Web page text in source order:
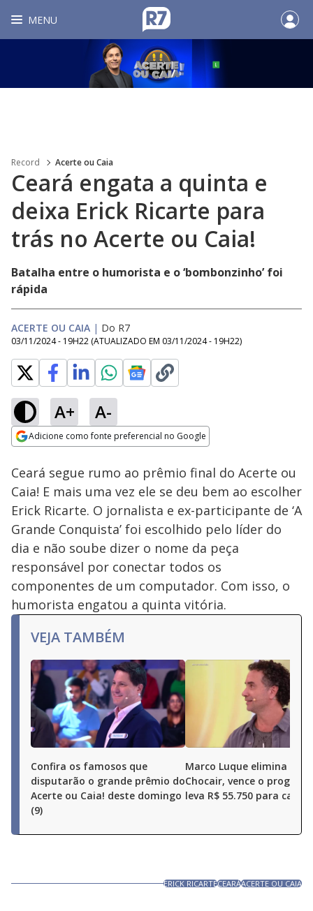
MENU
Record Acerte ou Caia
Ceará engata a quinta e
deixa Erick Ricarte para
trás no Acerte ou Caia!
Batalha entre o humorista e o ‘bombonzinho’ foi
rápida
ACERTE OU CAIA | Do R7
03/11/2024 - 19H22 (ATUALIZADO EM 03/11/2024 - 19H22)
A+ A-
Adicione como fonte preferencial no Google
Ativar
Loaded
32.15%
Ceará segue rumo ao prêmio final do Acerte ou
Caia! E mais uma vez ele se deu bem ao escolher
Erick Ricarte. O jornalista e ex-participante de ‘A
Grande Conquista’ foi escolhido pelo líder do
dia e não soube dizer o nome da peça
responsável por conectar todos os
componentes de um computador. Com isso, o
humorista engatou a quinta vitória.
VEJA TAMBÉM
Confira os famosos que
disputarão o grande prêmio do
Acerte ou Caia! deste domingo
(9)
Marco Luque elimina
Chocair, vence o
leva R$ 55.750 para casa
ERICK RICARTECEARÁACERTE OU CAIA